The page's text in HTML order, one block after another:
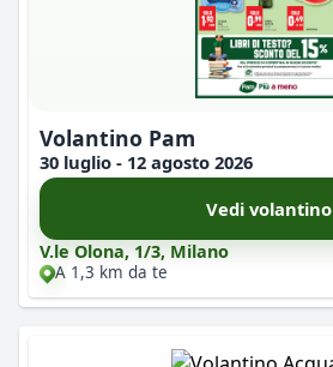
Volantino Pam
30 luglio - 12 agosto 2026
Vedi volantino
V.le Olona, 1/3, Milano
A 1,3 km da te